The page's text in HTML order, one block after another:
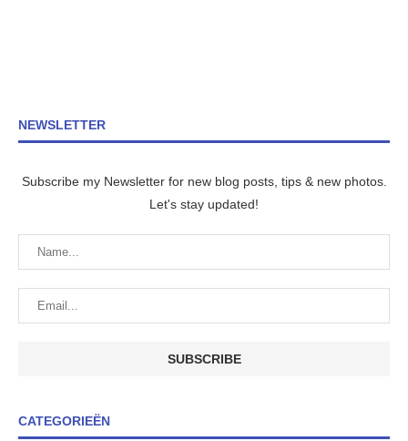
NEWSLETTER
Subscribe my Newsletter for new blog posts, tips & new photos.
Let's stay updated!
CATEGORIEËN